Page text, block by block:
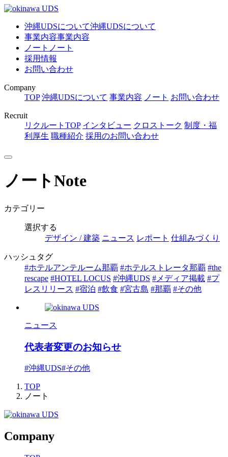
沖縄UDSについて沖縄UDSについて
事業内容事業内容
ノート ノート
採用情報
お問い合わせ
Company
TOP 沖縄UDSについて 事業内容 ノート お問い合わせ
Recruit
リクルートTOP インタビュー クロストーク 制度・福
利厚生 職種紹介 採用のお問い合わせ
ノートNote
カテゴリー
選択する
デザイン / 建築 ニュース レポート 仕組みづくり
ハッシュタグ
#ホテルアンテルーム那覇 #ホテルストレータ那覇 #the
rescape #HOTEL LOCUS #沖縄UDS #メディア掲載 #プ
レスリリース #宿泊 #飲食 #宮古島 #那覇 #その他
ニュース
代表者変更のお知らせ
#沖縄UDS#その他
TOP
ノート
Company